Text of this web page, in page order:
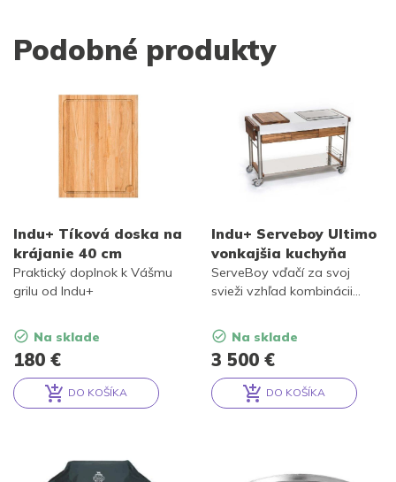
Podobné produkty
Indu+ Tíková doska na
krájanie 40 cm
180 €
Praktický doplnok k Vášmu
grilu od Indu+
Na sklade
DO KOŠÍKA
Indu+ Serveboy Ultimo
vonkajšia kuchyňa
3 500 €
ServeBoy vďačí za svoj
svieži vzhľad kombinácii
hliníka, nehrdzavejúcej ocele
a masívneho teaku.
Nenápadné zaoblené detaily
z neho robia elegantný
doplnok interiéru alebo
Na sklade
DO KOŠÍKA